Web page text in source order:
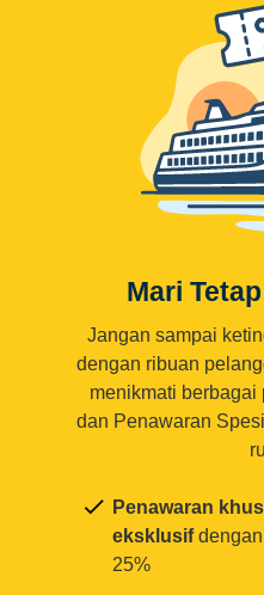
Mari
Jangan sampai
dengan ribuan
menikmati berbagai
dan Penawaran
Penawaran
eksklusifdengan
25%